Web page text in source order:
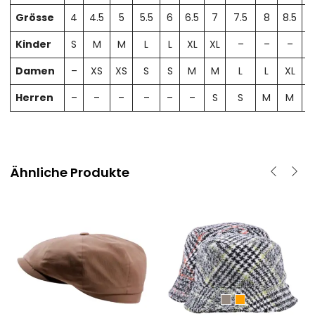
Grösse 4 4.5 5 5.5 6 6.5 7 7.5 8 8.5
Kinder
S M M L L XL XL – – –
Damen
– XS XS S S M M L L XL
Herren
– – – – – – S S M M
Ähnliche Produkte